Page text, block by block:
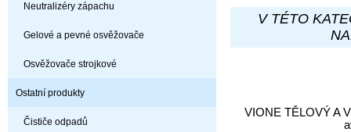
Neutralizéry zápachu
Gelové a pevné osvěžovače
Osvěžovače strojkové
Ostatní produkty
Čističe odpadů
V TÉTO
VIONE TĚLOVÝ A